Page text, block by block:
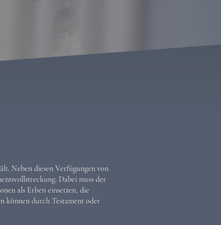
Neben diesen Verfügungen von
Dabei muss der
als Erben einsetzen, die
können durch Testament oder